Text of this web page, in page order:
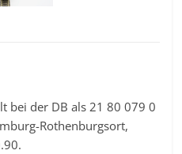
bei der DB als 21 80 079 0
Rothenburgsort,